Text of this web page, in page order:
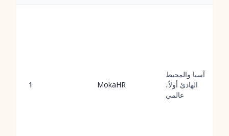
1 MokaHR
آسيا والمحيط
الهادئ أولاً،
عالمي